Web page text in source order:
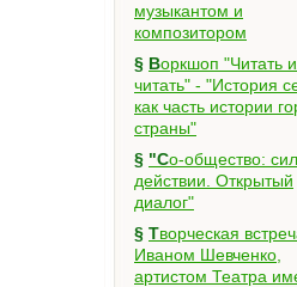
музыкантом и
композитором
§ Воркшоп "Читать или не
читать" - "История
как часть истории
страны"
§ "Со-общество: сила в
действии. Открытый
диалог"
§ Творческая встреча с
Иваном Шевченко,
артистом Театра